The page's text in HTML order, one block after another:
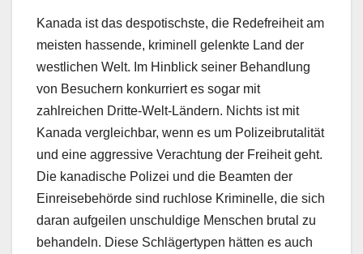
Kanada ist das despotischste, die Redefreiheit am
meisten hassende, kriminell gelenkte Land der
westlichen Welt. Im Hinblick seiner Behandlung
von Besuchern konkurriert es sogar mit
zahlreichen Dritte-Welt-Ländern. Nichts ist mit
Kanada vergleichbar, wenn es um Polizeibrutalität
und eine aggressive Verachtung der Freiheit geht.
Die kanadische Polizei und die Beamten der
Einreisebehörde sind ruchlose Kriminelle, die sich
daran aufgeilen unschuldige Menschen brutal zu
behandeln. Diese Schlägertypen hätten es auch